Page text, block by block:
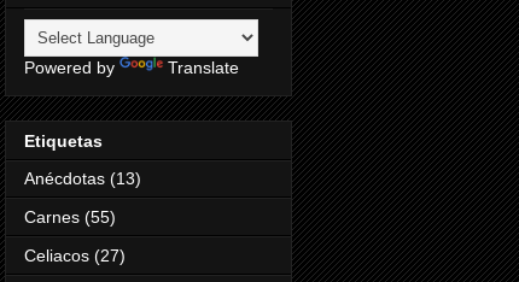
Powered by Translate
Etiquetas
Anécdotas (13)
Carnes (55)
Celiacos (27)